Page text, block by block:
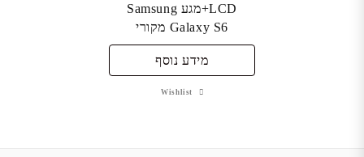
LCD+מגע Samsung
Galaxy S6 מקורי
מידע נוסף
Wishlist